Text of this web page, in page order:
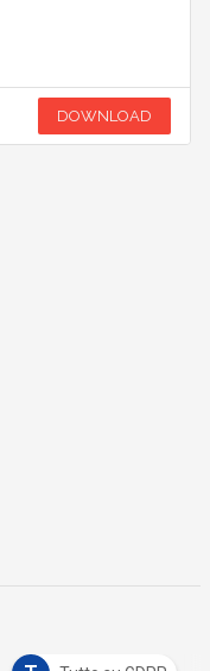
DOWNLOAD